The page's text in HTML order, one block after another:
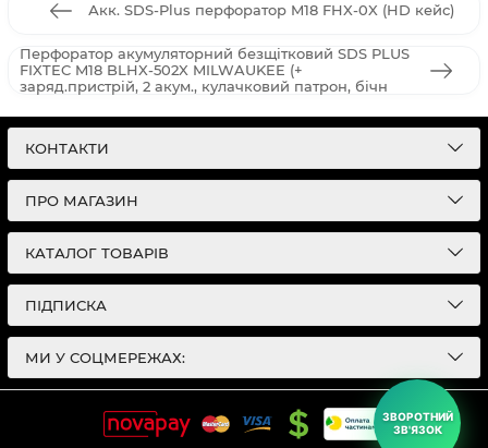
ЗВОРОТНИЙ
ЗВ'ЯЗОК
Акк. SDS-Plus перфоратор M18 FHX-0X (HD кейс)
Перфоратор акумуляторний безщітковий SDS PLUS
FIXTEC M18 BLHX-502X MILWAUKEE (+
заряд.пристрій, 2 акум., кулачковий патрон, бічн
КОНТАКТИ
ПРО МАГАЗИН
КАТАЛОГ ТОВАРІВ
ПІДПИСКА
МИ У СОЦМЕРЕЖАХ: